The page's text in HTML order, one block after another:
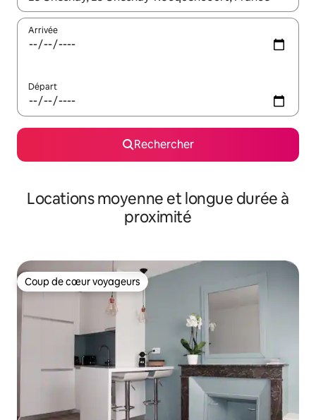
Arrivée
Départ
Rechercher
Locations moyenne et longue durée à
proximité
Coup de cœur voyageurs
Coup de cœur voyageurs